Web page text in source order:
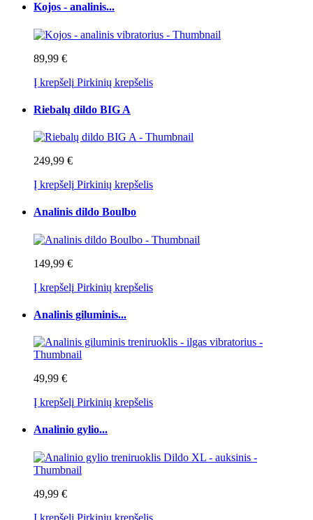
Kojos - analinis...
89,99 €
Į krepšelį Pirkinių krepšelis
Riebalų dildo BIG A
249,99 €
Į krepšelį Pirkinių krepšelis
Analinis dildo Boulbo
149,99 €
Į krepšelį Pirkinių krepšelis
Analinis giluminis...
49,99 €
Į krepšelį Pirkinių krepšelis
Analinio gylio...
49,99 €
Į krepšelį Pirkinių krepšelis